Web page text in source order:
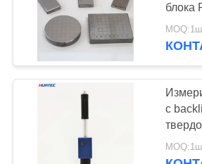
блока
блока
HRC,
с
ручки